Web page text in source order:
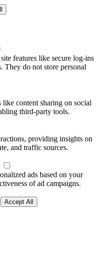
features like secure log-ins
They do not store personal
content sharing on social
third-party tools.
providing insights on
and traffic sources.
ads based on your
of ad campaigns.
Accept All